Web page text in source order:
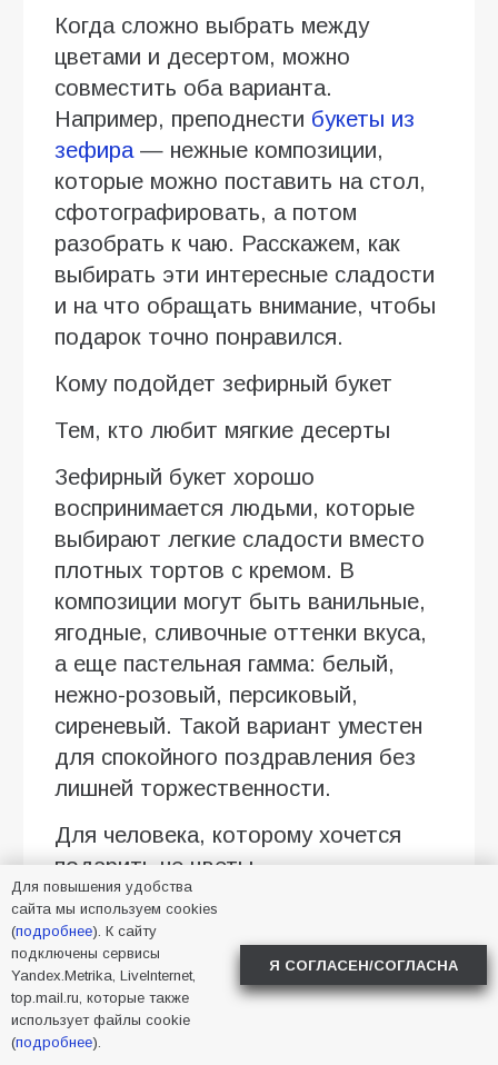
Когда сложно выбрать между
цветами и десертом, можно
совместить оба варианта.
Например, преподнести букеты из
зефира— нежные композиции,
которые можно поставить на стол,
сфотографировать, а потом
разобрать к чаю. Расскажем, как
выбирать эти интересные сладости
и на что обращать внимание, чтобы
подарок точно понравился.
Кому подойдет зефирный букет
Тем, кто любит мягкие десерты
Зефирный букет хорошо
воспринимается людьми, которые
выбирают легкие сладости вместо
плотных тортов с кремом. В
композиции могут быть ванильные,
ягодные, сливочные оттенки вкуса,
а еще пастельная гамма: белый,
нежно-розовый, персиковый,
сиреневый. Такой вариант уместен
для спокойного поздравления без
лишней торжественности.
Для человека, которому хочется
подарить не цветы
Съедобный букет выглядит нарядно
и необычно. Его удобно дарить
коллеге, подруге, сестре, учителю,
соседке или родственникам, если
хочется выбрать что-то теплое и
Для повышения удобства
сайта мы используем cookies
(подробнее). К сайту
подключены сервисы
Yandex.Metrika, LiveInternet,
top.mail.ru, которые также
использует файлы cookie
(подробнее).
Я СОГЛАСЕН/СОГЛАСНА